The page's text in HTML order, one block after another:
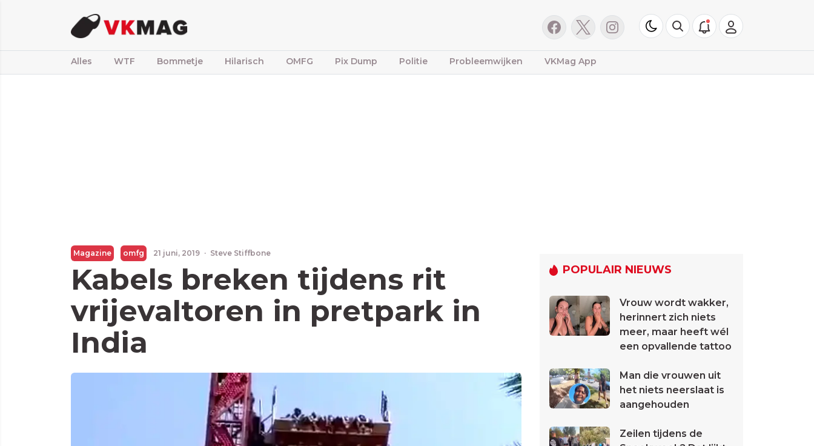
Alles WTF Bommetje Hilarisch OMFG Pix Dump Politie Probleemwijken VKMag App
Magazine omfg 21 juni, 2019 · Steve Stiffbone
Kabels breken tijdens rit
vrijevaltoren in pretpark in
India
POPULAIR NIEUWS
Vrouw wordt wakker,
herinnert zich niets
meer, maar heeft wél
een opvallende tattoo
Man die vrouwen uit
het niets neerslaat is
aangehouden
Zeilen tijdens de